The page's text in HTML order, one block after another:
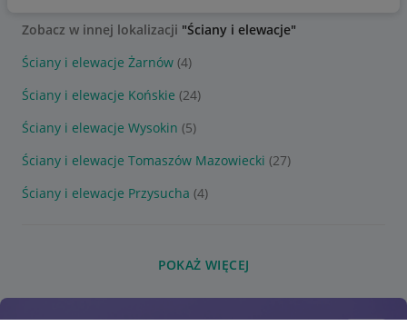
Zobacz w innej lokalizacji "Ściany i elewacje"
Ściany i elewacje Żarnów (4)
Ściany i elewacje Końskie (24)
Ściany i elewacje Wysokin (5)
Ściany i elewacje Tomaszów Mazowiecki (27)
Ściany i elewacje Przysucha (4)
POKAŻ WIĘCEJ